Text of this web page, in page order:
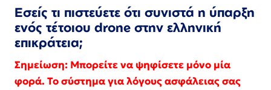
Εσείς τι πιστεύετε ότι συνιστά η ύπαρξη
ενός τέτοιου drone στην ελληνική
επικράτεια;
Σημείωση: Μπορείτε να ψηφίσετε μόνο μία
φορά. Το σύστημα για λόγους ασφάλειας σας